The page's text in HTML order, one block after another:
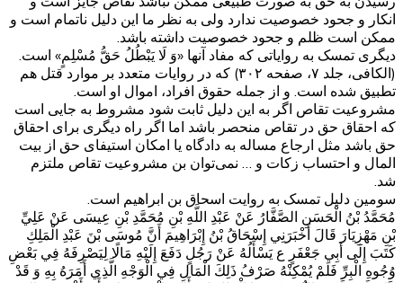
انکار و جحود خصوصیت ندارد ولی به نظر ما این دلیل ناتمام است و
ممکن است ظلم و جحود خصوصیت داشته باشد.
دیگری تمسک به روایاتی که مفاد آنها «وَ لَا يَبْطُلُ حَقُّ مُسْلِمٍ» است.
(الکافی، جلد ۷، صفحه ۳۰۲) که در روایات متعدد بر موارد قتل هم
تطبیق شده است. و از جمله حقوق افراد، اموال او است.
مشروعیت تقاص اگر به این دلیل ثابت شود مشروط به جایی است
که احقاق حق در تقاص منحصر باشد اما اگر راه دیگری برای احقاق
حق باشد مثل ارجاع مساله به دادگاه یا امکان استیفای حق از بیت
المال و احتساب زکات و … نمی‌توان بن مشروعیت تقاص ملتزم
شد.
سومین دلیل تمسک به روایت اسحاق بن ابراهیم است.
مُحَمَّدُ بْنُ الْحَسَنِ الصَّفَّارُ عَنْ عَبْدِ اللَّهِ بْنِ مُحَمَّدِ بْنِ عِيسَى عَنْ عَلِيِّ
بْنِ مَهْزِيَارَ قَالَ أَخْبَرَنِي إِسْحَاقُ بْنُ إِبْرَاهِيمَ أَنَّ مُوسَى بْنَ عَبْدِ الْمَلِكِ
كَتَبَ‌ إِلَى أَبِي جَعْفَرٍ ع يَسْأَلُهُ عَنْ رَجُلٍ دَفَعَ إِلَيْهِ مَالًا لِيَصْرِفَهُ فِي بَعْضِ
وُجُوهِ الْبِرِّ فَلَمْ يُمْكِنْهُ صَرْفُ ذَلِكَ الْمَالِ فِي الْوَجْهِ الَّذِي أَمَرَهُ بِهِ وَ قَدْ